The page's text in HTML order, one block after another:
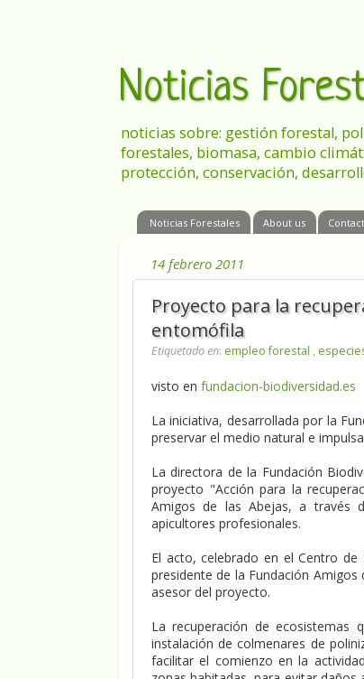
Noticias
noticias sobre: gestión forestal,
forestales, biomasa, cambio
protección, conservación,
Noticias Forestales About us Contact
14 febrero 2011
Proyecto para la
entomófila
Etiquetado en: empleo forestal ,
visto en fundacion-biodiversidad.es
La iniciativa, desarrollada por la
preservar el medio natural e
La directora de la Fundación
proyecto "Acción para la
Amigos de las Abejas, a través
apicultores profesionales.
El acto, celebrado en el Centro
presidente de la Fundación
asesor del proyecto.
La recuperación de ecosistemas
instalación de colmenares de
facilitar el comienzo en la